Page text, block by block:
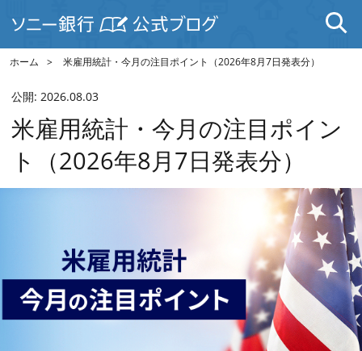
ホーム 米雇用統計・今月の注目ポイント（2026年8月7日発表分）
公開: 2026.08.03
米雇用統計・今月の注目ポイン
ト（2026年8月7日発表分）